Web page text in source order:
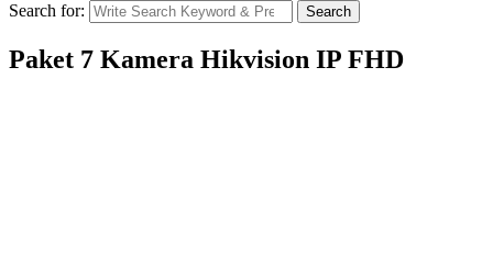
Search for:
Search
Paket 7 Kamera Hikvision IP FHD